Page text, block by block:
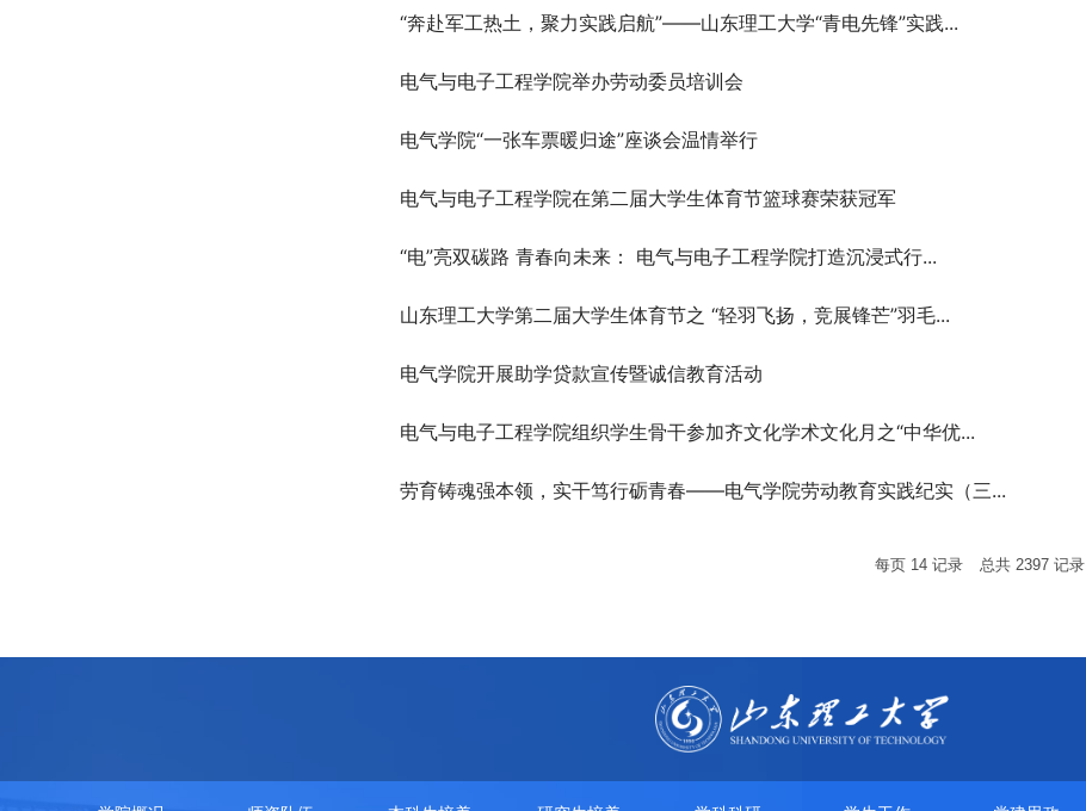
“奔赴军工热土，聚力实践启航”——山东理工大学“青电先锋”实践...
电气与电子工程学院举办劳动委员培训会
电气学院“一张车票暖归途”座谈会温情举行
电气与电子工程学院在第二届大学生体育节篮球赛荣获冠军
“电”亮双碳路 青春向未来： 电气与电子工程学院打造沉浸式行...
山东理工大学第二届大学生体育节之 “轻羽飞扬，竞展锋芒”羽毛...
电气学院开展助学贷款宣传暨诚信教育活动
电气与电子工程学院组织学生骨干参加齐文化学术文化月之“中华优...
劳育铸魂强本领，实干笃行砺青春——电气学院劳动教育实践纪实（三...
每页 14 记录 总共 2397 记录